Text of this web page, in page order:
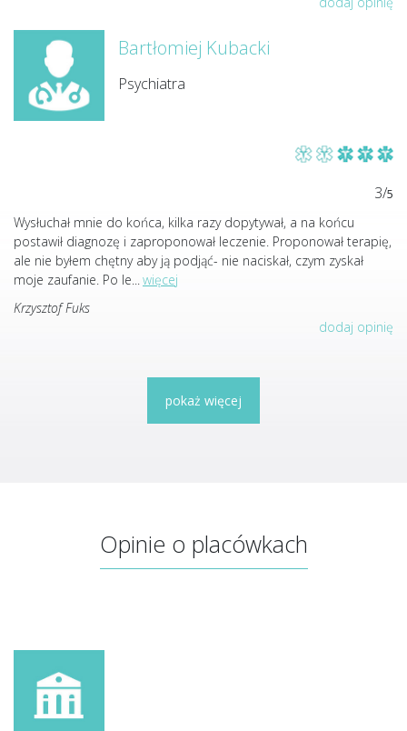
Bartłomiej Kubacki
Psychiatra
3/5
Wysłuchał mnie do końca, kilka razy dopytywał, a na końcu
postawił diagnozę i zaproponował leczenie. Proponował terapię,
ale nie byłem chętny aby ją podjąć- nie naciskał, czym zyskał
moje zaufanie. Po le...więcej
Krzysztof Fuks
dodaj opinię
pokaż więcej
Opinie o placówkach